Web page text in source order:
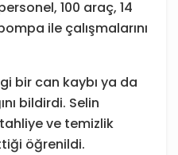
100 araç, 14
ile çalışmalarını
bir can kaybı ya da
bildirdi. Selin
ve temizlik
öğrenildi.